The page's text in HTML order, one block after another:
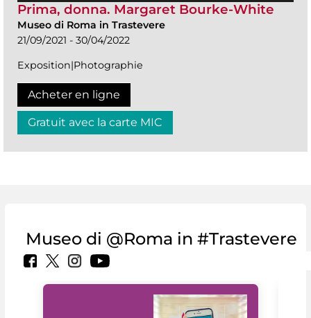
Prima, donna. Margaret Bourke-White
Museo di Roma in Trastevere
21/09/2021 - 30/04/2022
Exposition|Photographie
Acheter en ligne
Gratuit avec la carte MIC
Museo di @Roma in #Trastevere